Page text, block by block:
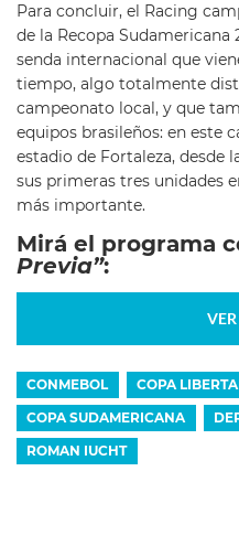
Para concluir, el Racing
de la Recopa
senda internacional que
tiempo, algo totalmente
campeonato local, y que
equipos brasileños: en este
estadio de Fortaleza, desde
sus primeras tres unidades
más importante.
Mirá el programa
Previa”:
CONMEBOL COPA
COPA SUDAMERICANA
ROMAN IUCHT